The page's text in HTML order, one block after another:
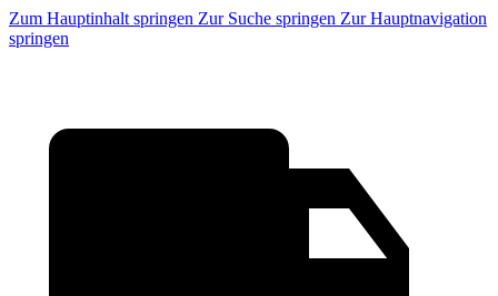
Zum Hauptinhalt springen Zur Suche springen Zur Hauptnavigation
springen